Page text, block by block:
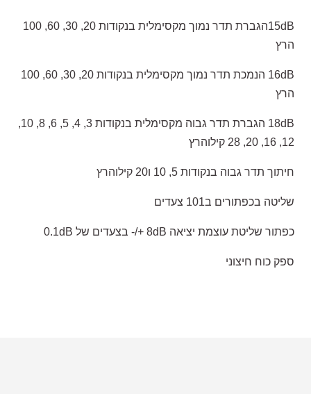
15dBהגברת תדר נמוך מקסימלית בנקודות 20, 30, 60, 100
הרץ
16dB הנמכת תדר נמוך מקסימלית בנקודות 20, 30, 60, 100
הרץ
18dB הגברת תדר גבוה מקסימלית בנקודות 3, 4, 5, 6, 8, 10,
12, 16, 20, 28 קילוהרץ
חיתוך תדר גבוה בנקודות 5, 10 ו20 קילוהרץ
שליטה בכפתורים ב101 צעדים
כפתור שליטת עוצמת יציאה 8dB +/- בצעדים של 0.1dB
ספק כוח חיצוני